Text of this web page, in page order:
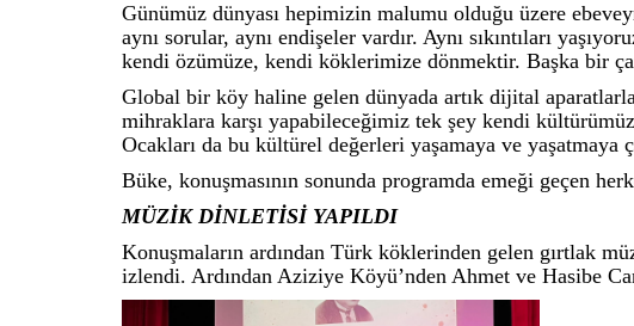
Günümüz dünyası hepimizin malumu olduğu üzere
aynı sorular, aynı endişeler vardır. Aynı sıkıntıları
kendi özümüze, kendi köklerimize dönmektir. Başka bir
Global bir köy haline gelen dünyada artık dijital
mihraklara karşı yapabileceğimiz tek şey kendi
Ocakları da bu kültürel değerleri yaşamaya ve yaşatmaya
Büke, konuşmasının sonunda programda emeği geçen
MÜZİK DİNLETİSİ YAPILDI
Konuşmaların ardından Türk köklerinden gelen gırtlak
izlendi. Ardından Aziziye Köyü’nden Ahmet ve Hasibe